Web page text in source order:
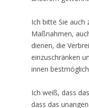
Ich bitte Sie auch
Maßnahmen,
dienen, die
einzuschränken
innen
Ich weiß, dass
dass das